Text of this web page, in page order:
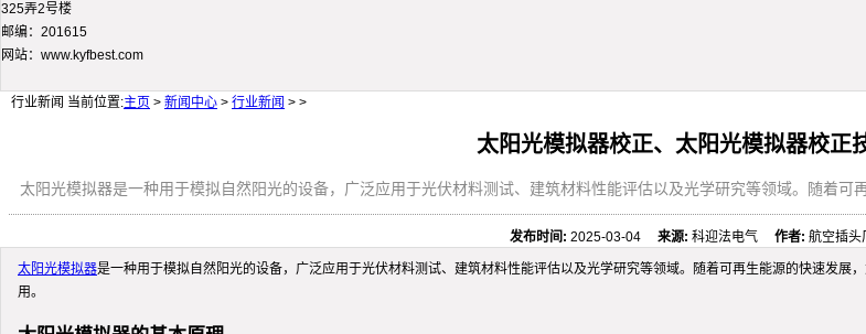
325弄2号楼
邮编：201615
网站：www.kyfbest.com
行业新闻 当前位置:主页 > 新闻中心 > 行业新闻 > >
太阳光模拟器校正、太阳光模拟器校正
太阳光模拟器是一种用于模拟自然阳光的设备，广泛应用于光伏材料测试、建筑材料性能评估以及光学研究等领域。随着
发布时间: 2025-03-04来源: 科迎法电气作者: 航空插
太阳光模拟器是一种用于模拟自然阳光的设备，广泛应用于光伏材料测试、建筑材料性能评估以及光学研究等领域。随着可再生能源的快速发
用。